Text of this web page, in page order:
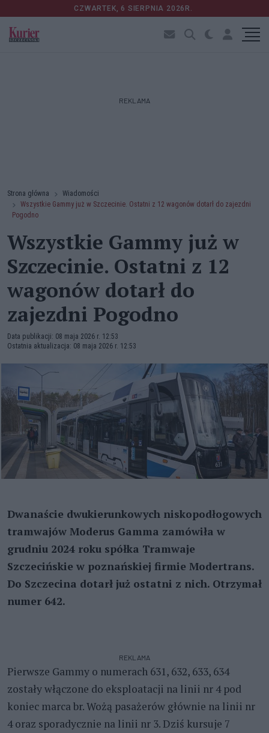
CZWARTEK, 6 SIERPNIA 2026R.
REKLAMA
Strona główna
Wiadomości
Wszystkie Gammy już w Szczecinie. Ostatni z 12 wagonów dotarł do zajezdni
Pogodno
Wszystkie Gammy już w
Szczecinie. Ostatni z 12
wagonów dotarł do
zajezdni Pogodno
Data publikacji: 08 maja 2026 r. 12:53
Ostatnia aktualizacja: 08 maja 2026 r. 12:53
Dwanaście dwukierunkowych niskopodłogowych
tramwajów Moderus Gamma zamówiła w
grudniu 2024 roku spółka Tramwaje
Szczecińskie w poznańskiej firmie Modertrans.
Do Szczecina dotarł już ostatni z nich. Otrzymał
numer 642.
REKLAMA
Pierwsze Gammy o numerach 631, 632, 633, 634
zostały włączone do eksploatacji na linii nr 4 pod
koniec marca br. Wożą pasażerów głównie na linii nr
4 oraz sporadycznie na linii nr 3. Dziś kursuje 7